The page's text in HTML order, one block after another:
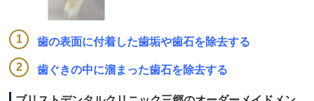
歯の表面に付着した歯垢や歯石を除去する
歯ぐきの中に溜まった歯石を除去する